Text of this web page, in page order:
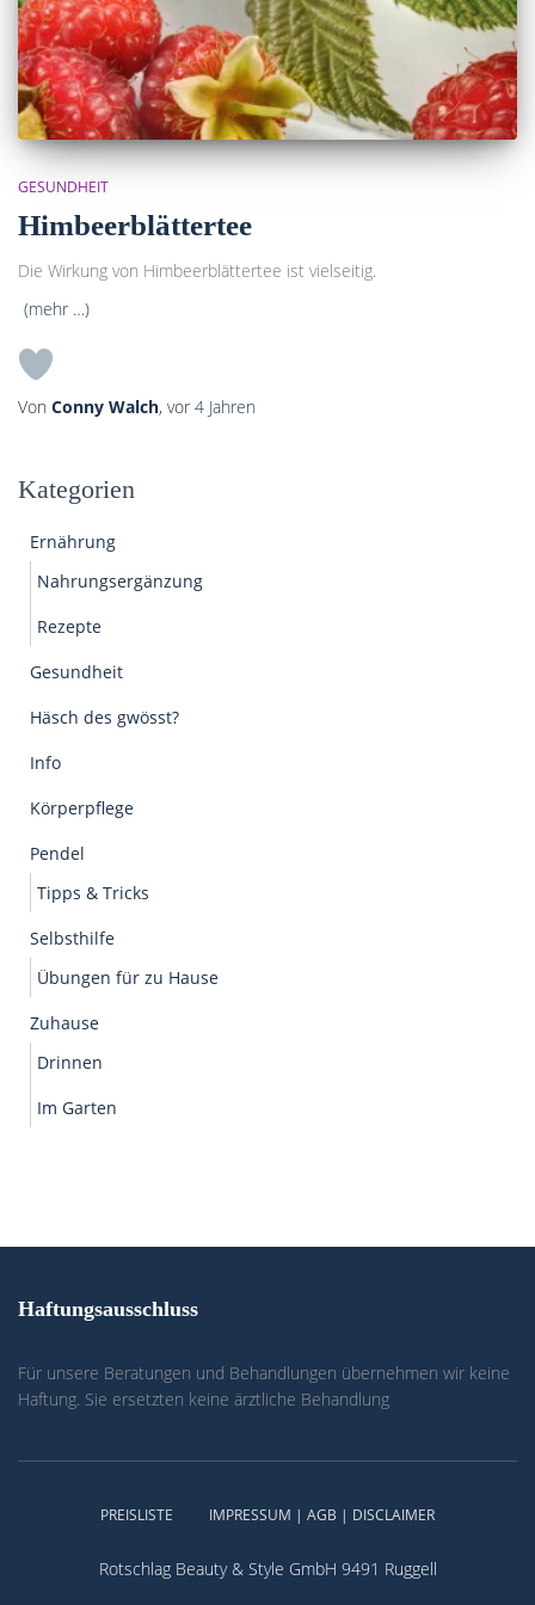
GESUNDHEIT
Himbeerblättertee
Die Wirkung von Himbeerblättertee ist vielseitig.
(mehr …)
Von Conny Walch, vor 4 Jahren
Kategorien
Ernährung
Nahrungsergänzung
Rezepte
Gesundheit
Häsch des gwösst?
Info
Körperpflege
Pendel
Tipps & Tricks
Selbsthilfe
Übungen für zu Hause
Zuhause
Drinnen
Im Garten
Haftungsausschluss
Für unsere Beratungen und Behandlungen übernehmen wir keine
Haftung. Sie ersetzten keine ärztliche Behandlung
PREISLISTE IMPRESSUM | AGB | DISCLAIMER
Rotschlag Beauty & Style GmbH 9491 Ruggell